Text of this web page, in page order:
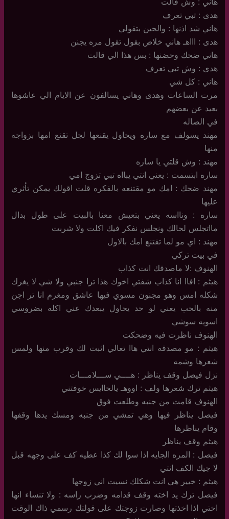
هدى : تبي تعرف
هاني شد اذنها : والحين بتقولي
هدى : اااهـ هاني خلاص بقول تقول مره يجنن
هاني ضحك وحضنها : بس هذا الي قالت
هدى : وش تبي تعرف
هاني : كل شي
مرت الساعات وهدى وهاني يسالفون عن الايام الي عاشوها
بعيد عن بعضهم
في الصاله
مهند يسولف مع ساره ويحاول يقنعها لجل تقنع امها بزواجه
منها
مهند : وش قلتي يا ساره
ساره ابتسمت : يعني انتي يبااه تبي تزوج امي
مهند ضحك : امك مو مقتنعه بالفكره قلت اقولك يمكن تأثري
عليها
ساره : ونااسه يعني بتعيش معنا بالبيت على طول بدال
مااتجلس لحالك ونجلس نفكر فيك اكلت ولا شربت
مهند : اي مو لما تقتنع امك بالاول
في بيت تركي
الهنوف :لا ماصدقك انت كذاب
هيثم : افاا انا كذاب شفتي اخوك هذا ترا جنبي ولا شي لا يغرك
شكله امس وهو مجنون مسوي فيها عاشق ومغرم انا تر اجن
منه بالحب يعني لو حد يحاول يبعدك عني اكله بضروسي
اسويه سوشي
الهنوف ناظرت فيه وضحكت
هيثم : مو مصدقه انتي هاا تعالي اثبت لك وقرب منها ولمس
شعرها وشمه
نزل فيصل وقف يناظر : هــــي ســـلامـــات
هيثم ترك شعرها ولف : اووهـ يالخاايس خوفتني
الهنوف قامت من جنبه وطلعت فوق
فيصل يناظر فيها وهي تمشي من جنبه ومسك يدها وقفها
وقام يناظرها
هيثم وقف يناظر
فيصل : المره الجايه اذا سوا لك كذا عطيه كف على وجهه قبل
لا جيك الكف انتي
هيثم : خيير هي انت شكلك نسيت اني زوجها
فيصل ترك يد اخته وقف قدامه وضرب راسه : ولا تنساء انها
اختي اذا اخذتها وصارت زوجتك على قولتك رسمي ذاك الوقت